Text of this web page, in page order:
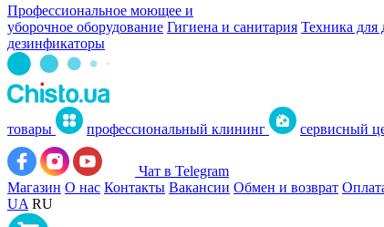
Профессиональное моющее и
уборочное оборудование Гигиена и санитария Техника для
дезинфикаторы
товары профессиональный клининг сервисный
Чат в Telegram
Магазин О нас Контакты Вакансии Обмен и возврат
UA RU